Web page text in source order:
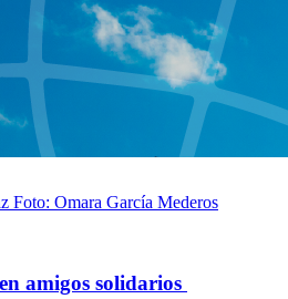
Omara García Mederos
amigos solidarios